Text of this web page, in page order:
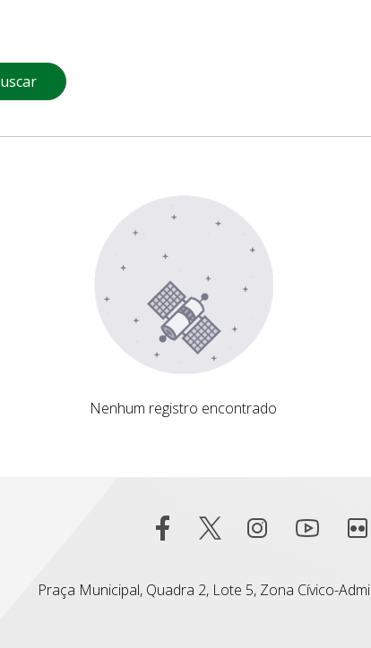
encontradoNenhum registro encontrado
Praça Municipal, Quadra 2, Lote 5, Zona Cívico-